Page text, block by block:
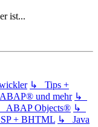
ist...
↳ Tips +
ABAP® und mehr ↳
ABAP Objects® ↳
+ BHTML ↳ Java